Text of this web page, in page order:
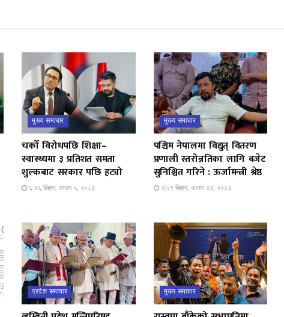
मुख्य समाचार
चर्को विरोधपछि शिक्षा–
स्वास्थ्यमा ३ प्रतिशत समता
शुल्कबाट सरकार पछि हट्यो
६:४६ बिहान, साउन ५, २०८३
मुख्य समाचार
पश्चिम नेपालमा विद्युत् वितरण
प्रणाली स्तरोन्नतिका लागि बजेट
सुनिश्चित गरिने : ऊर्जामन्त्री श्रेष्ठ
२:२९ बिहान, असार २२, २०८३
प्रदेश समाचार मुख्य समाचार